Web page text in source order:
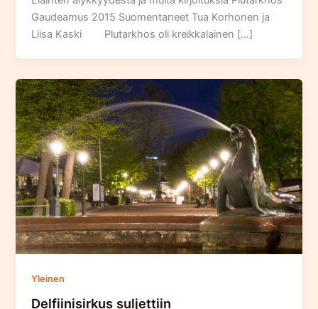
Gaudeamus 2015 Suomentaneet Tua Korhonen ja
Liisa Kaski Plutarkhos oli kreikkalainen […]
Yleinen
Delfiinisirkus suljettiin